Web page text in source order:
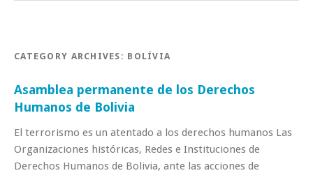
CATEGORY ARCHIVES: BOLÍVIA
Asamblea permanente de los Derechos
Humanos de Bolivia
El terrorismo es un atentado a los derechos humanos Las
Organizaciones históricas, Redes e Instituciones de
Derechos Humanos de Bolivia, ante las acciones de